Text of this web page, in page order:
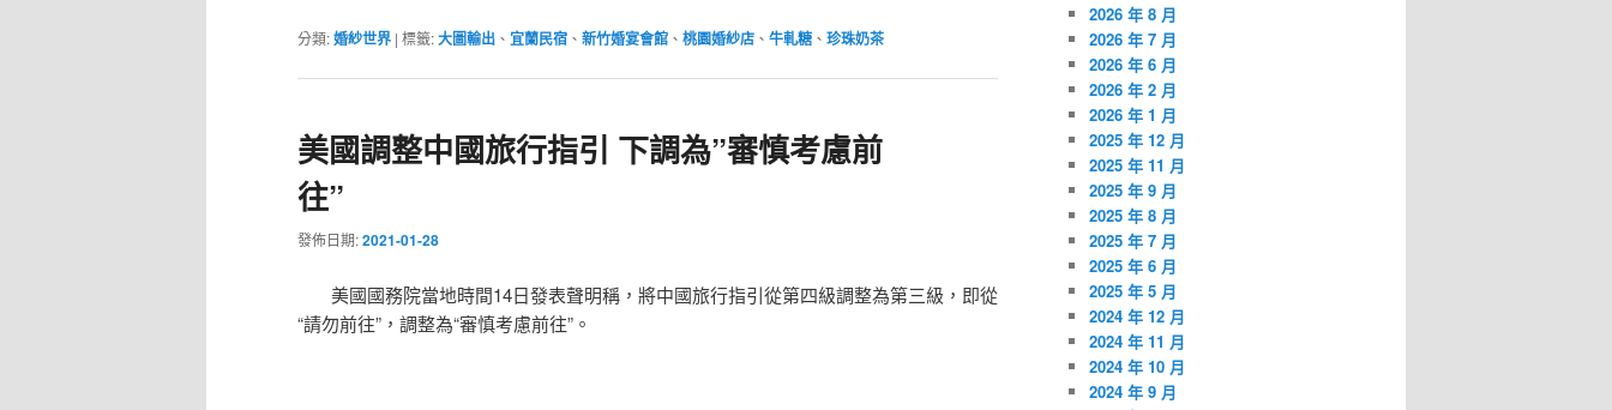
分類:婚紗世界 | 標籤:大圖輸出 、 宜蘭民宿 、 新竹婚宴會館 、 桃園婚紗店 、 牛軋糖 、 珍珠奶茶
美國調整中國旅行指引 下調為”審慎考慮前
往”
發佈日期:2021-01-28
美國國務院當地時間14日發表聲明稱，將中國旅行指引從第四級調整為第三級，即從
“請勿前往”，調整為“審慎考慮前往”。
2026 年 8 月
2026 年 7 月
2026 年 6 月
2026 年 2 月
2026 年 1 月
2025 年 12 月
2025 年 11 月
2025 年 9 月
2025 年 8 月
2025 年 7 月
2025 年 6 月
2025 年 5 月
2024 年 12 月
2024 年 11 月
2024 年 10 月
2024 年 9 月